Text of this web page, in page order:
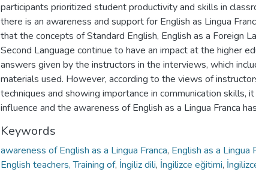
participants prioritized student productivity and skills in
there is an awareness and support for English as Lingua
that the concepts of Standard English, English as a Foreign
Second Language continue to have an impact at the higher
answers given by the instructors in the interviews, which
materials used. However, according to the views of
techniques and showing importance in communication skills,
influence and the awareness of English as a Lingua Franca
Keywords
awareness of English as a Lingua Franca, English as a Lingua
English teachers, Training of, İngiliz dili, İngilizce eğitimi,